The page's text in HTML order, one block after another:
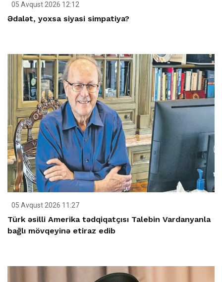
05 Avqust 2026 12:12
Ədalət, yoxsa siyasi simpatiya?
05 Avqust 2026 11:27
Türk əsilli Amerika tədqiqatçısı Talebin Vardanyanla
bağlı mövqeyinə etiraz edib